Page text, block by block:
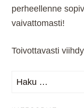
perheellenne
vaivattomasti!
Toivottavasti
Haku: